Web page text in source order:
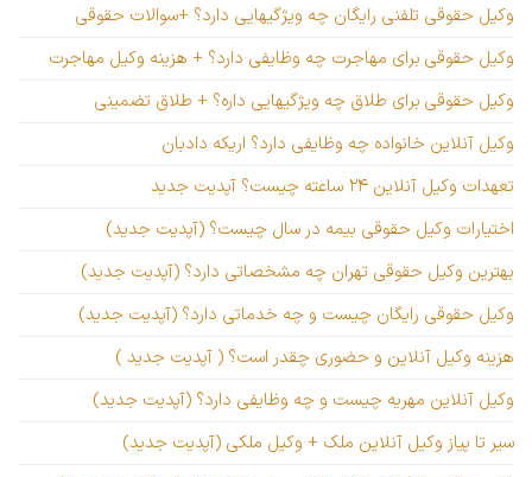
وکیل حقوقی تلفنی رایگان چه ویژگیهایی دارد؟ +سوالات حقوقی
وکیل حقوقی برای مهاجرت چه وظایفی دارد؟ + هزینه وکیل مهاجرت
وکیل حقوقی برای طلاق چه ویژگیهایی داره؟ + طلاق تضمینی
وکیل آنلاین خانواده چه وظایفی دارد؟ اریکه دادبان
تعهدات وکیل آنلاین ۲۴ ساعته چیست؟ آپدیت جدید
اختیارات وکیل حقوقی بیمه در سال چیست؟ (آپدیت جدید)
بهترین وکیل حقوقی تهران چه مشخصاتی دارد؟ (آپدیت جدید)
وکیل حقوقی رایگان چیست و چه خدماتی دارد؟ (آپدیت جدید)
هزینه وکیل آنلاین و حضوری چقدر است؟ ( آپدیت جدید )
وکیل آنلاین مهریه چیست و چه وظایفی دارد؟ (آپدیت جدید)
سیر تا پیاز وکیل آنلاین ملک + وکیل ملکی (آپدیت جدید)